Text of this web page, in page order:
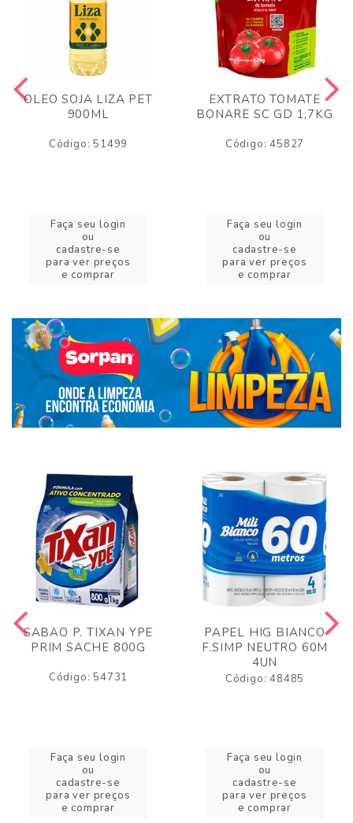
OLEO SOJA LIZA PET
900ML
Código: 51499
Faça seu login
ou
cadastre-se
para ver preços
e comprar
EXTRATO TOMATE
BONARE SC GD 1,7KG
Código: 45827
Faça seu login
ou
cadastre-se
para ver preços
e comprar
SABAO P. TIXAN YPE
PRIM SACHE 800G
Código: 54731
Faça seu login
ou
cadastre-se
para ver preços
e comprar
PAPEL HIG BIANCO
F.SIMP NEUTRO 60M
4UN
Código: 48485
Faça seu login
ou
cadastre-se
para ver preços
e comprar